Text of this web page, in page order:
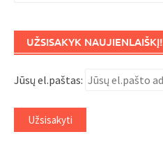
UŽSISAKYK NAUJIENLAIŠKĮ!
Jūsų el.paštas: